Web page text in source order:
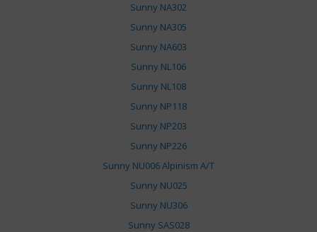
Sunny NA302
Sunny NA305
Sunny NA603
Sunny NL106
Sunny NL108
Sunny NP118
Sunny NP203
Sunny NP226
Sunny NU006 Alpinism A/T
Sunny NU025
Sunny NU306
Sunny SAS028